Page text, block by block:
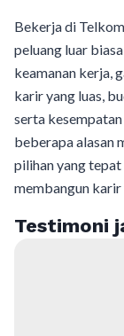
Bekerja di
peluang luar
keamanan kerja,
karir yang luas,
serta
beberapa alasan
pilihan yang
membangun karir
Testimoni